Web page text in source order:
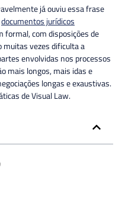
já ouviu essa frase
documentos jurídicos
formal, com disposições de
muitas vezes dificulta a
envolvidas nos processos
mais longos, mais idas e
longas e exaustivas.
de Visual Law.